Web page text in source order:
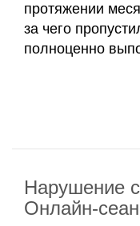
Дневник
кинезиолога
Карта
сайта
протяжении
за чего
полноценно
Нарушение
Онлайн-